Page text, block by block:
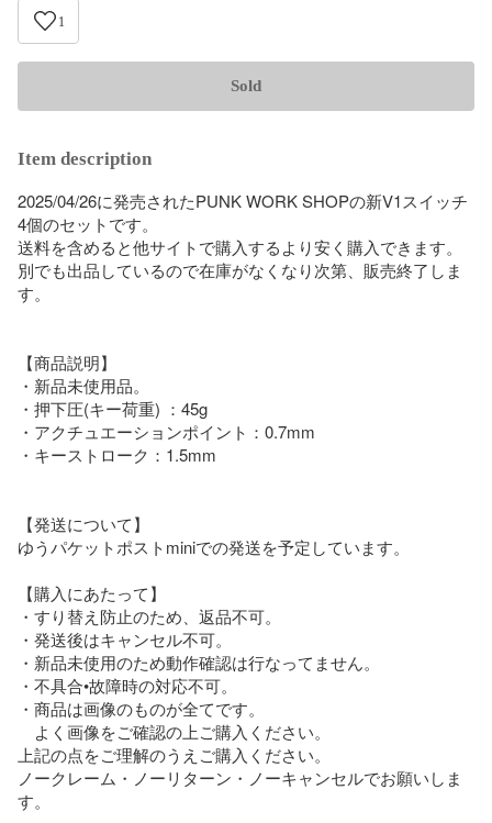
1
Sold
Item description
2025/04/26に発売されたPUNK WORK SHOPの新V1スイッチ
4個のセットです。
送料を含めると他サイトで購入するより安く購入できます。
別でも出品しているので在庫がなくなり次第、販売終了しま
す。
【商品説明】
・新品未使用品。
・押下圧(キー荷重) ：45g
・アクチュエーションポイント：0.7mm
・キーストローク：1.5mm
【発送について】
ゆうパケットポストminiでの発送を予定しています。
【購入にあたって】
・すり替え防止のため、返品不可。
・発送後はキャンセル不可。
・新品未使用のため動作確認は行なってません。
・不具合•故障時の対応不可。
・商品は画像のものが全てです。
よく画像をご確認の上ご購入ください。
上記の点をご理解のうえご購入ください。
ノークレーム・ノーリターン・ノーキャンセルでお願いしま
す。